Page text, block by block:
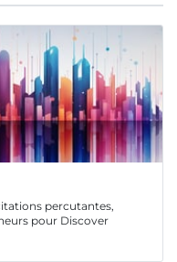
percutantes,
pour Discover